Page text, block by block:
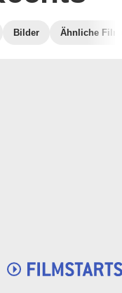
Bilder Ähnliche Filme